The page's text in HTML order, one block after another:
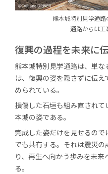
熊本城特別見学通路
通路からは工
復興の過程を未来に
熊本城特別見学通路は、単
は、復興の姿を隠さずに伝
められている。
損傷した石垣も組み直され
本城の姿である。
完成した姿だけを見せるの
でも共有する。それは震災
り、再生へ向かう歩みを未
る。